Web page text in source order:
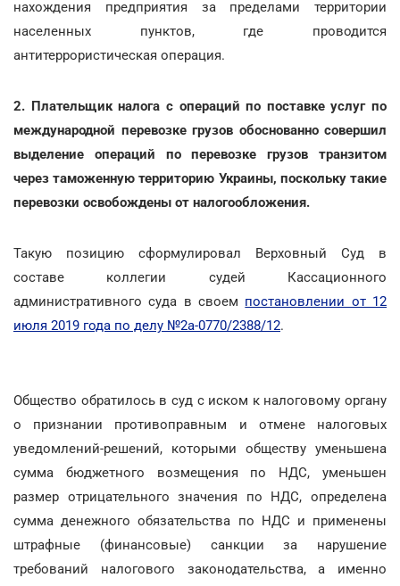
нахождения предприятия за пределами территории
населенных пунктов, где проводится
антитеррористическая операция.
2. Плательщик налога с операций по поставке услуг по
международной перевозке грузов обоснованно совершил
выделение операций по перевозке грузов транзитом
через таможенную территорию Украины, поскольку такие
перевозки освобождены от налогообложения.
Такую позицию сформулировал Верховный Суд в
составе коллегии судей Кассационного
административного суда в своем постановлении от 12
июля 2019 года по делу №2а-0770/2388/12.
Общество обратилось в суд с иском к налоговому органу
о признании противоправным и отмене налоговых
уведомлений-решений, которыми обществу уменьшена
сумма бюджетного возмещения по НДС, уменьшен
размер отрицательного значения по НДС, определена
сумма денежного обязательства по НДС и применены
штрафные (финансовые) санкции за нарушение
требований налогового законодательства, а именно